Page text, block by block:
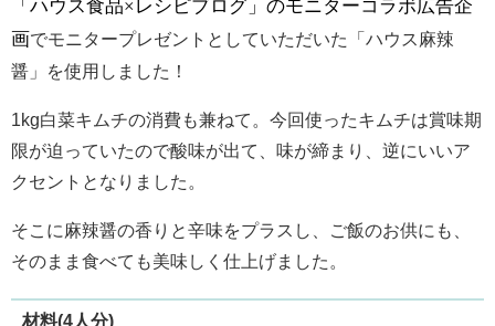
「ハウス食品× レシピブログ」のモニターコラボ広告企
画でモニタープレゼントとしていただいた「ハウス麻辣
醤」を使用しました！
1kg白菜キムチの消費も兼ねて。今回使ったキムチは賞味期
限が迫っていたので酸味が出て、味が締まり、逆にいいア
クセントとなりました。
そこに麻辣醤の香りと辛味をプラスし、ご飯のお供にも、
そのまま食べても美味しく仕上げました。
材料(4人分)